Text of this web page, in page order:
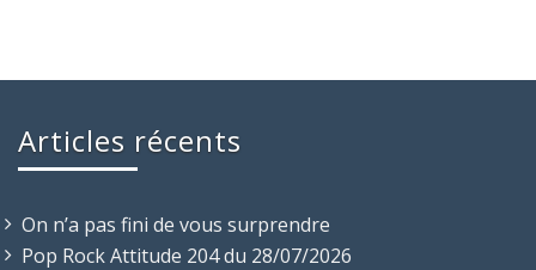
Articles récents
On n’a pas fini de vous surprendre
Pop Rock Attitude 204 du 28/07/2026